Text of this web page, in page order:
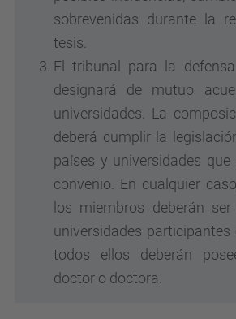
sobrevenidas durante la
tesis.
El tribunal para la
designará de mutuo
universidades. La
deberá cumplir la
países y universidades que
convenio. En cualquier
los miembros deberán
universidades
todos ellos deberán
doctor o doctora.